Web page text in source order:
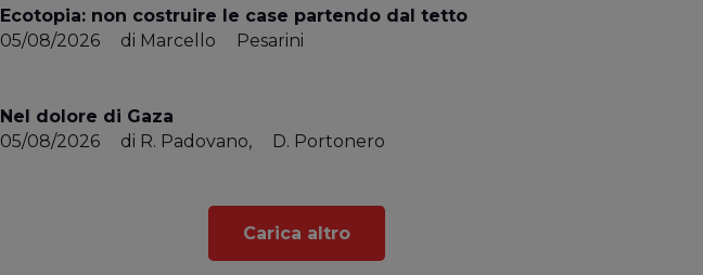
Ecotopia: non costruire le case partendo dal tetto
05/08/2026
di Marcello Pesarini
Nel dolore di Gaza
05/08/2026
di R. Padovano, D. Portonero
Carica altro